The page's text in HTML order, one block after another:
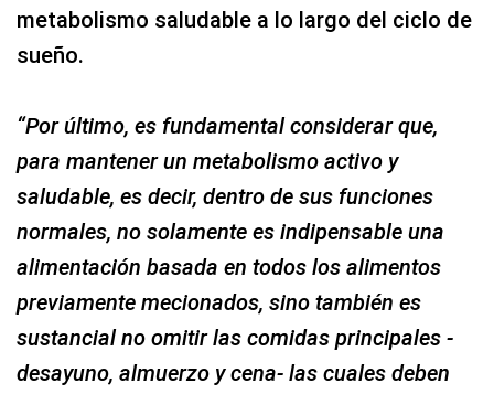
metabolismo saludable a lo largo del ciclo de
sueño.
“Por último, es fundamental considerar que,
para mantener un metabolismo activo y
saludable, es decir, dentro de sus funciones
normales, no solamente es indipensable una
alimentación basada en todos los alimentos
previamente mecionados, sino también es
sustancial no omitir las comidas principales -
desayuno, almuerzo y cena- las cuales deben